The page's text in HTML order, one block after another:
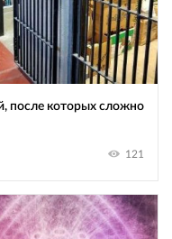
после которых сложно
121